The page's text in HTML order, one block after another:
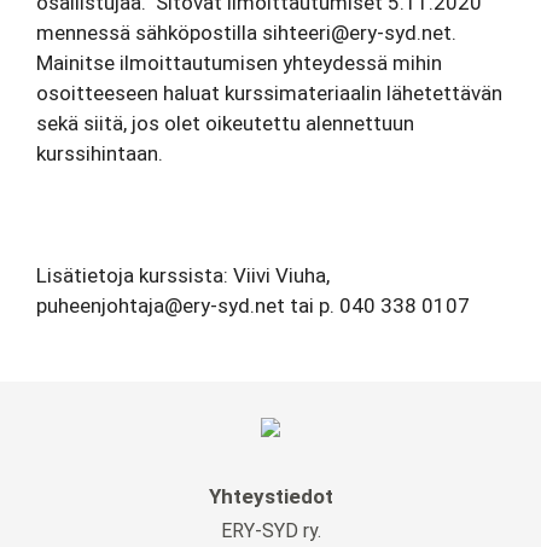
mennessä sähköpostilla sihteeri@ery-syd.net.
Mainitse ilmoittautumisen yhteydessä mihin
osoitteeseen haluat kurssimateriaalin lähetettävän
sekä siitä, jos olet oikeutettu alennettuun
kurssihintaan.
Lisätietoja kurssista: Viivi Viuha,
puheenjohtaja@ery-syd.net tai p. 040 338 0107
Yhteystiedot
ERY-SYD ry.